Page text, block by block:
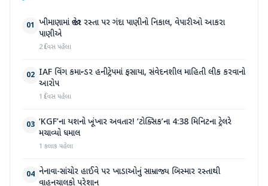
01 ખીમાણામાં જાહેર રસ્તા પર ગંદા પાણીનો નિકાલ, વેપારીઓ આકરા
પાણીએ
2 દિવસ પહેલા
02 IAF વિંગ કમાન્ડર હનીટ્રેપમાં ફસાયા, સંવેદનશીલ માહિતી લીક કરવાનો
આરોપ
1 દિવસ પહેલા
03 ‘KGF’ના યશનો ખૂંખાર અવતાર! ‘ટોક્સિક’ના 4:38 મિનિટના ટ્રેલરે
મચાવ્યો ધમાલ
1 કલાક પહેલા
04 નેનાવા-સાંચોર હાઈવે પર ખાડાઓનું સામ્રાજ્ય બિસ્માર રસ્તાથી
વાહનચાલકો પરેશાન